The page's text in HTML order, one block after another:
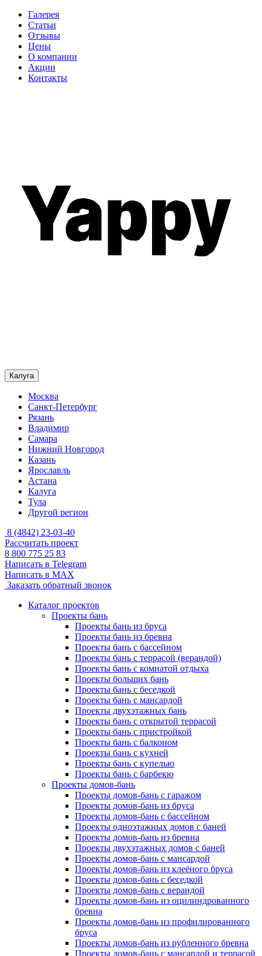
Галерея
Статьи
Отзывы
Цены
О компании
Акции
Контакты
Калуга
Москва
Санкт-Петербург
Рязань
Владимир
Самара
Нижний Новгород
Казань
Ярославль
Астана
Калуга
Тула
Другой регион
8 (4842) 23-03-40
Рассчитать проект
8 800 775 25 83
Написать в Telegram
Написать в MAX
Заказать обратный звонок
Каталог проектов
Проекты бань
Проекты бань из бруса
Проекты бань из бревна
Проекты бань с бассейном
Проекты бань с террасой (верандой)
Проекты бань с комнатой отдыха
Проекты больших бань
Проекты бань с беседкой
Проекты бань с мансардой
Проекты двухэтажных бань
Проекты бань с открытой террасой
Проекты бань с пристройкой
Проекты бань с балконом
Проекты бань с кухней
Проекты бань с купелью
Проекты бань с барбекю
Проекты домов-бань
Проекты домов-бань с гаражом
Проекты домов-бань из бруса
Проекты домов-бань с бассейном
Проекты одноэтажных домов с баней
Проекты домов-бань из бревна
Проекты двухэтажных домов с баней
Проекты домов-бань с мансардой
Проекты домов-бань из клеёного бруса
Проекты домов-бань с беседкой
Проекты домов-бань с верандой
Проекты домов-бань из оцилиндрованного
бревна
Проекты домов-бань из профилированного
бруса
Проекты домов-бань из рубленного бревна
Проекты домов-бань с мансардой и террасой